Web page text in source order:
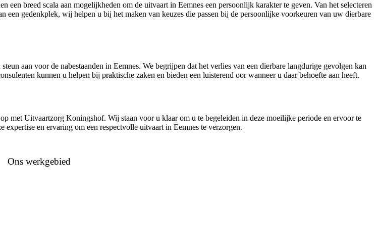
breed scala aan mogelijkheden om de uitvaart in Eemnes een persoonlijk karakter te geven. Van het selecteren
een gedenkplek, wij helpen u bij het maken van keuzes die passen bij de persoonlijke voorkeuren van uw dierbare
aan voor de nabestaanden in Eemnes. We begrijpen dat het verlies van een dierbare langdurige gevolgen kan
kunnen u helpen bij praktische zaken en bieden een luisterend oor wanneer u daar behoefte aan heeft.
op met Uitvaartzorg Koningshof. Wij staan voor u klaar om u te begeleiden in deze moeilijke periode en ervoor te
en ervaring om een respectvolle uitvaart in Eemnes te verzorgen.
Ons werkgebied